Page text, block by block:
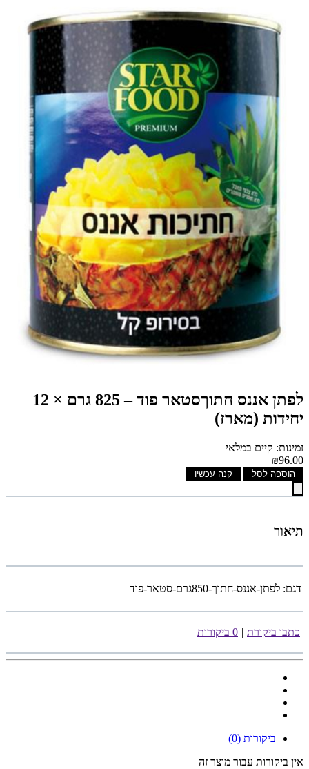
לפתן אננס חתוךסטאר פוד – 825 גרם × 12
יחידות (מארז)
זמינות: קיים במלאי
₪96.00
הוספה לסל קנה עכשיו
תיאור
דגם: לפתן-אננס-חתוך-850גרם-סטאר-פוד
כתבו ביקורת | 0 ביקורות
ביקורות (0)
אין ביקורות עבור מוצר זה